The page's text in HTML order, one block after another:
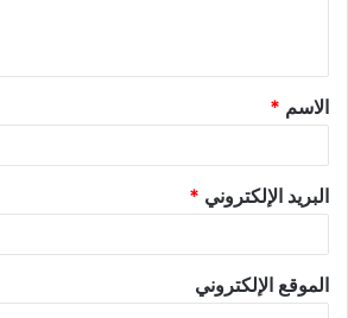
الاسم *
البريد الإلكتروني *
الموقع الإلكتروني